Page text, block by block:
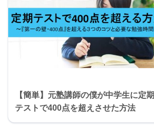
【簡単】元塾講師の僕が中学生に定期
テストで400点を超えさせた方法